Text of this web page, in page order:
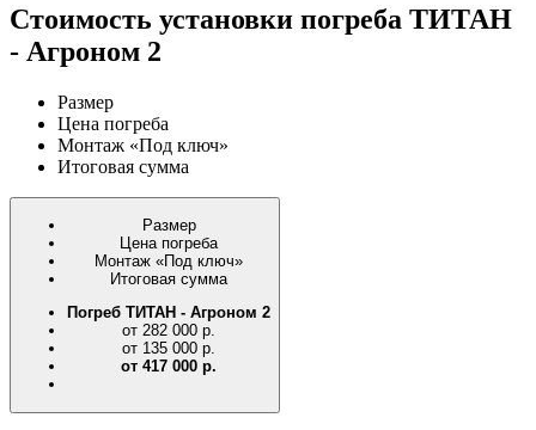
Стоимость установки погреба ТИТАН
- Агроном 2
Размер
Цена погреба
Монтаж «Под ключ»
Итоговая сумма
Размер
Цена погреба
Монтаж «Под ключ»
Итоговая сумма
Погреб ТИТАН - Агроном 2
от 282 000 р.
от 135 000 р.
от 417 000 р.